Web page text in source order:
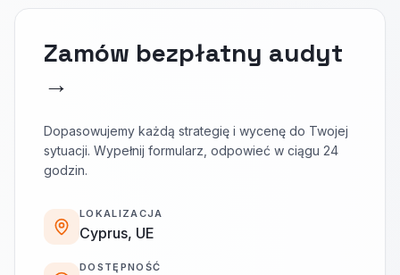
Zamów bezpłatny audyt
→
Dopasowujemy każdą strategię i wycenę do Twojej
sytuacji. Wypełnij formularz, odpowieć w ciągu 24
godzin.
LOKALIZACJA
Cyprus, UE
DOSTĘPNOŚĆ